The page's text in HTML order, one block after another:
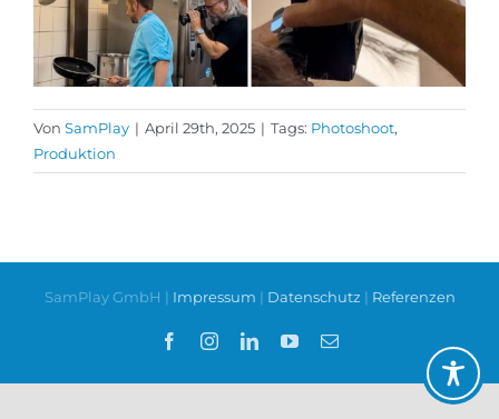
Von SamPlay | April 29th, 2025 | Tags: Photoshoot,
Produktion
SamPlay GmbH | Impressum | Datenschutz | Referenzen
FacebookInstagramLinkedInYouTube
E-